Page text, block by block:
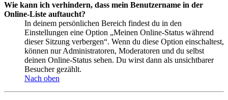
Wie kann ich verhindern, dass mein Benutzername in der
Online-Liste auftaucht?
In deinem persönlichen Bereich findest du in den
Einstellungen eine Option „Meinen Online-Status während
dieser Sitzung verbergen“. Wenn du diese Option einschaltest,
können nur Administratoren, Moderatoren und du selbst
deinen Online-Status sehen. Du wirst dann als unsichtbarer
Besucher gezählt.
Nach oben